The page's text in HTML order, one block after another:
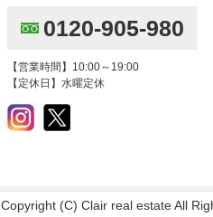
0120-905-980
【営業時間】10:00～19:00
【定休日】水曜定休
Copyright (C) Clair real estate All